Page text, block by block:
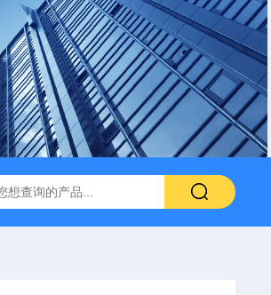
移植（PDX）小鼠模型 流式实验外包